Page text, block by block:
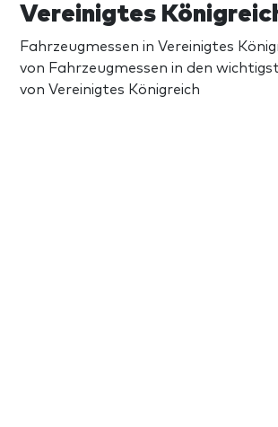
Vereinigtes
Fahrzeugmessen in Vereinigtes
von Fahrzeugmessen in den
von Vereinigtes Königreich